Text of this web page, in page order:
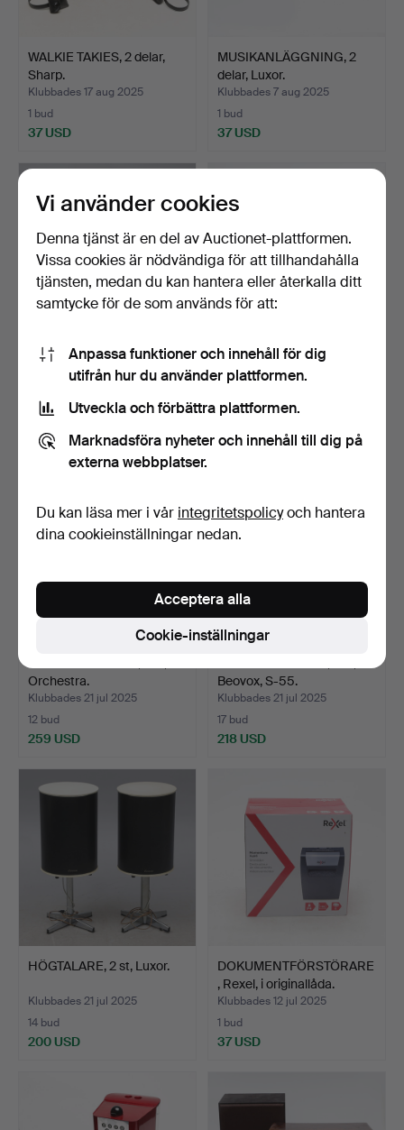
WALKIE TAKIES, 2 delar,
Sharp.
Klubbades 17 aug 2025
1 bud
37 USD
MUSIKANLÄGGNING, 2
delar, Luxor.
Klubbades 7 aug 2025
1 bud
37 USD
HÖGTALARE, 2 st. Sonab
OA-5 Type 2.
5 bud
64 USD
SKIVSPELARE med
HÖGTALARE, 2 st,
13 bud
95 USD
Orchestra.
Klubbades 21 jul 2025
12 bud
259 USD
Beovox, S-55.
Klubbades 21 jul 2025
17 bud
218 USD
HÖGTALARE, 2 st, Luxor.
Klubbades 21 jul 2025
14 bud
200 USD
DOKUMENTFÖRSTÖRARE
, Rexel, i originallåda.
Klubbades 12 jul 2025
1 bud
37 USD
Vi använder cookies
Denna tjänst är en del av Auctionet-plattformen.
Vissa cookies är nödvändiga för att tillhandahålla
tjänsten, medan du kan hantera eller återkalla ditt
samtycke för de som används för att:
Anpassa funktioner och innehåll för dig
utifrån hur du använder plattformen.
Utveckla och förbättra plattformen.
Marknadsföra nyheter och innehåll till dig på
externa webbplatser.
Du kan läsa mer i vår integritetspolicyoch hantera
dina cookieinställningar nedan.
Cookie-inställningar
Acceptera alla